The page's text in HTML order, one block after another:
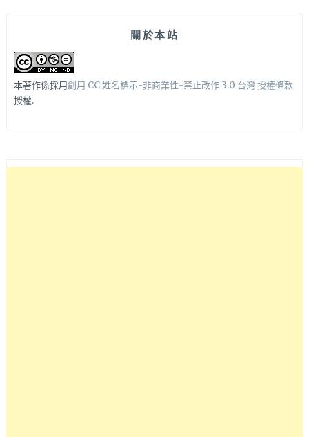
關於本站
本著作係採用創用 CC 姓名標示-非商業性-禁止改作 3.0 台灣 授權條款
授權.